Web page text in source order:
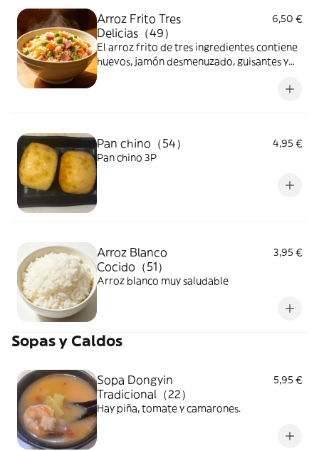
Arroz Frito Tres
Delicias（49）
6,50 €
El arroz frito de tres ingredientes contiene
huevos, jamón desmenuzado, guisantes y
Pan chino（54）
4,95 €
Pan chino 3P
Arroz Blanco
Cocido（51）
3,95 €
Arroz blanco muy saludable
Sopas y Caldos
Sopa Dongyin
Tradicional（22）
5,95 €
Hay piña, tomate y camarones.